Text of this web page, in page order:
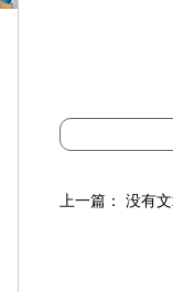
上一篇： 没有